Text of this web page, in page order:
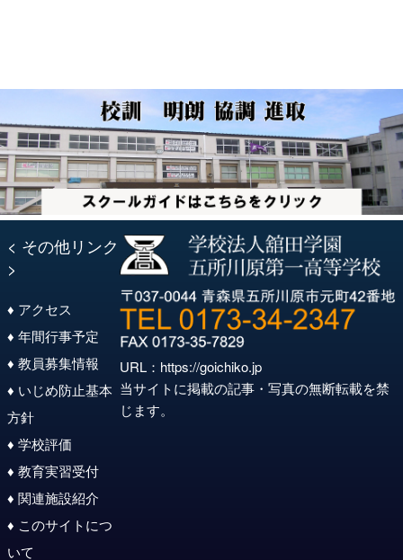
ョ
ン
< その他リンク
>
♦ アクセス
♦ 年間行事予定
♦ 教員募集情報
♦ いじめ防止基本
方針
♦ 学校評価
♦ 教育実習受付
♦ 関連施設紹介
♦ このサイトにつ
いて
URL： https://goichiko.jp
当サイトに掲載の記事・写真の無断転載を禁
じます。